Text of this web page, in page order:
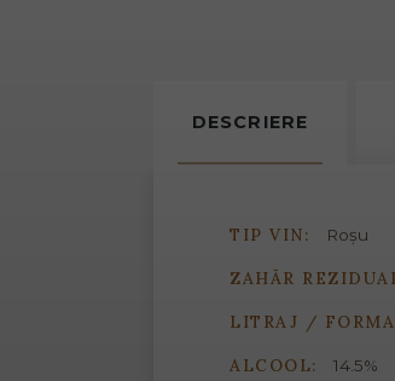
DESCRIERE
TIP VIN: Roșu
ZAHĂR
LITRAJ /
ALCOOL: 14.5%